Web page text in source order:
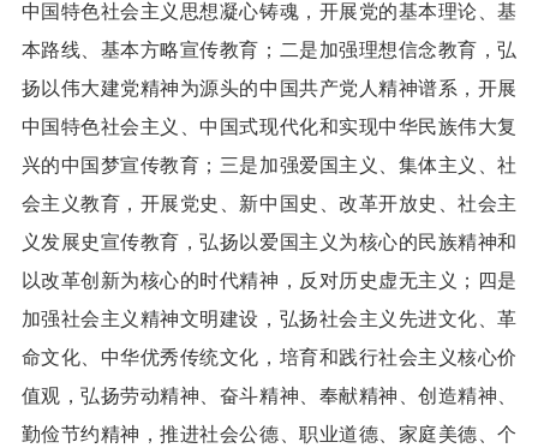
中国特色社会主义思想凝心铸魂，开展党的基本理论、基
本路线、基本方略宣传教育；二是加强理想信念教育，弘
扬以伟大建党精神为源头的中国共产党人精神谱系，开展
中国特色社会主义、中国式现代化和实现中华民族伟大复
兴的中国梦宣传教育；三是加强爱国主义、集体主义、社
会主义教育，开展党史、新中国史、改革开放史、社会主
义发展史宣传教育，弘扬以爱国主义为核心的民族精神和
以改革创新为核心的时代精神，反对历史虚无主义；四是
加强社会主义精神文明建设，弘扬社会主义先进文化、革
命文化、中华优秀传统文化，培育和践行社会主义核心价
值观，弘扬劳动精神、奋斗精神、奉献精神、创造精神、
勤俭节约精神，推进社会公德、职业道德、家庭美德、个